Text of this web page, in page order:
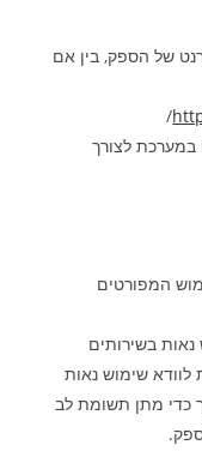
של הספק, בין אם
/
לצורך
המפורטים
בשירותים
שימוש נאות
כדי מתן תשומת לב
.